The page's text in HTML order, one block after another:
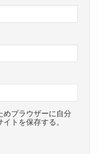
めブラウザーに自分
トを保存する。